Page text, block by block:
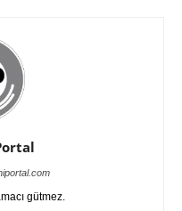
gütmez.